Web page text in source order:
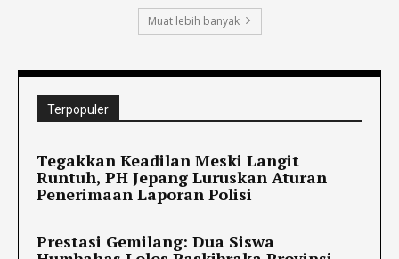
Muat lebih banyak
Terpopuler
Tegakkan Keadilan Meski Langit
Runtuh, PH Jepang Luruskan Aturan
Penerimaan Laporan Polisi
Prestasi Gemilang: Dua Siswa